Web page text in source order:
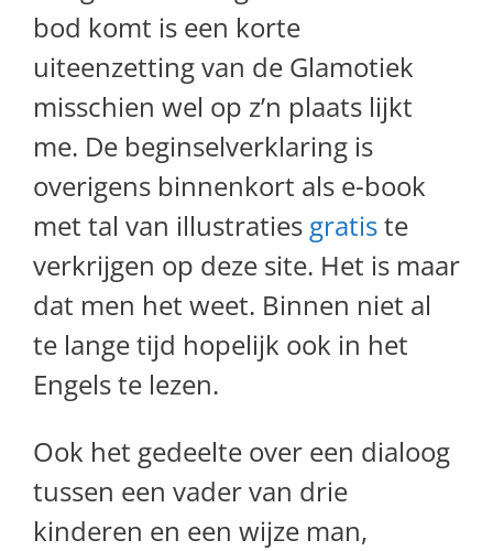
bod komt is een korte
uiteenzetting van de Glamotiek
misschien wel op z’n plaats lijkt
me. De beginselverklaring is
overigens binnenkort als e-book
met tal van illustraties gratiste
verkrijgen op deze site. Het is maar
dat men het weet. Binnen niet al
te lange tijd hopelijk ook in het
Engels te lezen.
Ook het gedeelte over een dialoog
tussen een vader van drie
kinderen en een wijze man,